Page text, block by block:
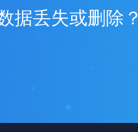
据丢失或删除？